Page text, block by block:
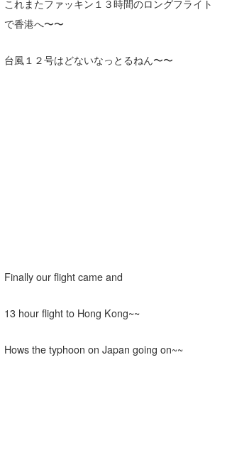
これまたファッキン１３時間のロングフライト
で香港へ〜〜
台風１２号はどないなっとるねん〜〜
Finally our flight came and
13 hour flight to Hong Kong~~
Hows the typhoon on Japan going on~~